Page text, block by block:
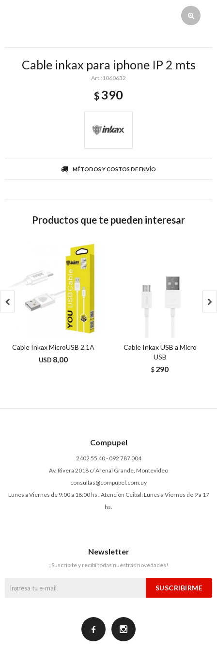
Cable inkax para iphone IP 2 mts
1060632
$ 390
MÉTODOS Y COSTOS DE ENVÍO
Productos que te pueden interesar
Cable Inkax MicroUSB 2.1A
USD 8,00
Cable Inkax USB a Micro
USB
$290
 
Compupel
2402 55 40 - 092 787 004
Av. Rivera 2018 c/ Arenal Grande, Montevideo
consultas@compupel.com.uy
Lunes a Viernes de 9:00 a 18:00 hs . Atención Ceibal: Lunes a Viernes de 9 a 17
hs.
Newsletter
¡Suscribite y recibí todas nuestras novedades!
SUSCRIBIRME
 